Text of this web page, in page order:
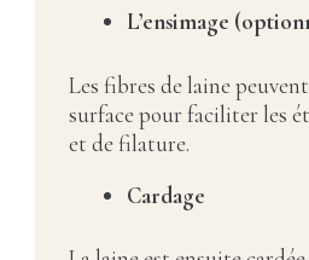
L’ensimage
Les fibres de laine
surface pour faciliter les
et de filature.
Cardage